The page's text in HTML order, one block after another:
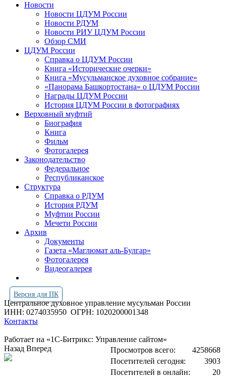
Новости
Новости ЦДУМ России
Новости РДУМ
Новости РИУ ЦДУМ России
Обзор СМИ
ЦДУМ России
Справка о ЦДУМ России
Книга «Исторические очерки»
Книга «Мусульманское духовное собрание»
«Панорама Башкортостана» о ЦДУМ России
Награды ЦДУМ России
История ЦДУМ России в фотографиях
Верховный муфтий
Биография
Книга
Фильм
Фотогалерея
Законодательство
Федеральное
Республиканское
Структура
Справка о РДУМ
История РДУМ
Муфтии России
Мечети России
Архив
Документы
Газета «Маглюмат аль-Булгар»
Фотогалерея
Видеогалерея
Версия для ПК
Центральное духовное управление мусульман России
ИНН: 0274035950 ОГРН: 1020200001348
Контакты
Работает на «1С-Битрикс: Управление сайтом»
Просмотров всего:
4258668
Посетителей сегодня:
3903
Посетителей в онлайн:
20
Назад Вперед